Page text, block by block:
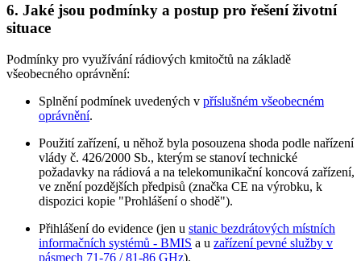
6. Jaké jsou podmínky a postup pro řešení životní
situace
Podmínky pro využívání rádiových kmitočtů na základě
všeobecného oprávnění:
Splnění podmínek uvedených v příslušném všeobecném
oprávnění.
Použití zařízení, u něhož byla posouzena shoda podle nařízení
vlády č. 426/2000 Sb., kterým se stanoví technické
požadavky na rádiová a na telekomunikační koncová zařízení,
ve znění pozdějších předpisů (značka CE na výrobku, k
dispozici kopie "Prohlášení o shodě").
Přihlášení do evidence (jen u stanic bezdrátových místních
informačních systémů - BMIS a u zařízení pevné služby v
pásmech 71-76 / 81-86 GHz).